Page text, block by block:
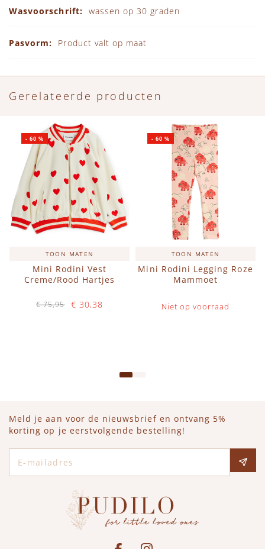
wassen op 30 graden
Product valt op maat
Gerelateerde producten
TOON MATEN
Mini Rodini Vest
Creme/Rood Hartjes
€ 30,38
€ 75,95
-60 %
TOON MATEN
Mini Rodini Legging Roze
Mammoet
Niet op voorraad
-60 %
Meld je aan voor de nieuwsbrief en ontvang 5%
korting op je eerstvolgende bestelling!
See our FacebookBekijk onze Instagram pagina